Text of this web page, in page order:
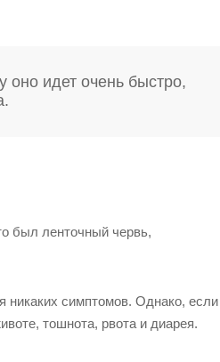
оно идет очень быстро,
был ленточный червь,
никаких симптомов. Однако, если
тошнота, рвота и диарея.